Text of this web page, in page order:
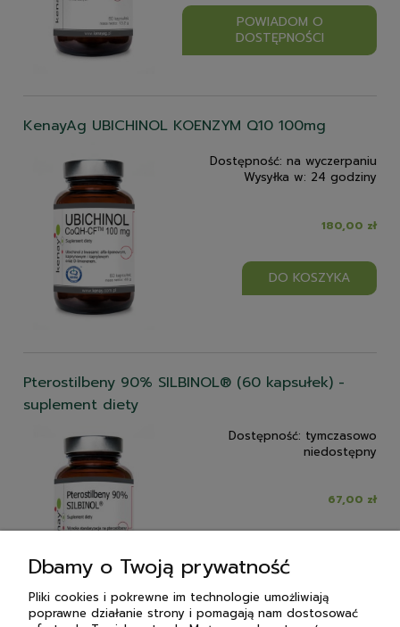
POWIADOM O
DOSTĘPNOŚCI
KenayAg UBICHINOL KOENZYM Q10 100mg
Dostępność: na wyczerpaniu
Wysyłka w: 24 godziny
180,00 zł
DO KOSZYKA
Pterostilbeny 90% SILBINOL® (60 kapsułek) -
suplement diety
Dostępność: tymczasowo
niedostępny
67,00 zł
DOSTĘPNOŚCI
Dbamy o Twoją prywatność
Pliki cookies i pokrewne im technologie umożliwiają
poprawne działanie strony i pomagają nam dostosować